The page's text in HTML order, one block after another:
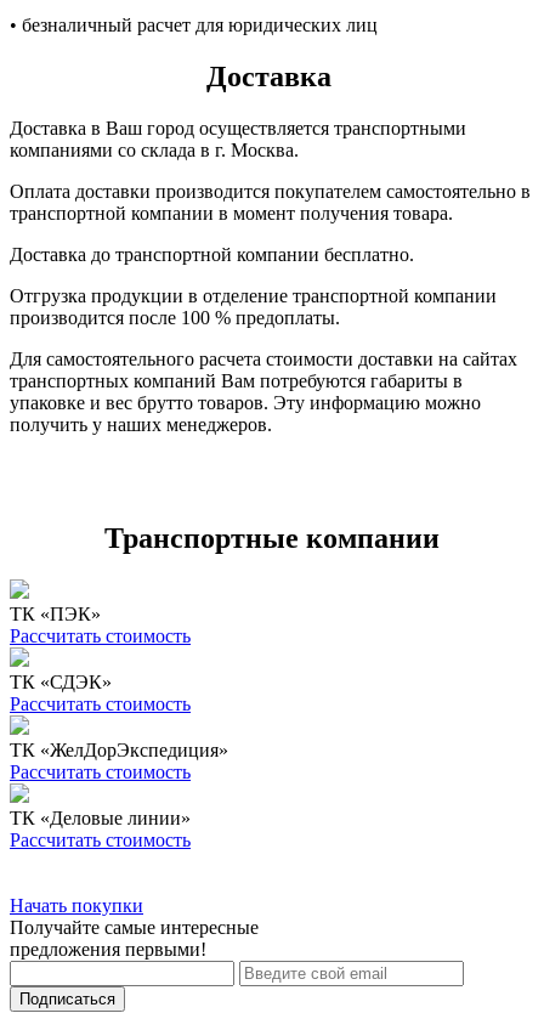
• безналичный расчет для юридических лиц
Доставка
Доставка в Ваш город осуществляется транспортными
компаниями со склада в г. Москва.
Оплата доставки производится покупателем самостоятельно в
транспортной компании в момент получения товара.
Доставка до транспортной компании бесплатно.
Отгрузка продукции в отделение транспортной компании
производится после 100 % предоплаты.
Для самостоятельного расчета стоимости доставки на сайтах
транспортных компаний Вам потребуются габариты в
упаковке и вес брутто товаров. Эту информацию можно
получить у наших менеджеров.
Транспортные компании
ТК «ПЭК»
Рассчитать стоимость
ТК «СДЭК»
Рассчитать стоимость
ТК «ЖелДорЭкспедиция»
Рассчитать стоимость
ТК «Деловые линии»
Рассчитать стоимость
Начать покупки
Получайте самые интересные
предложения первыми!
Подписаться